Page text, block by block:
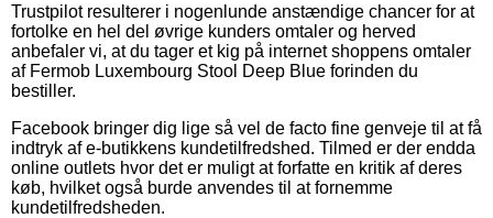
Trustpilot resulterer i nogenlunde anstændige chancer for at
fortolke en hel del øvrige kunders omtaler og herved
anbefaler vi, at du tager et kig på internet shoppens omtaler
af Fermob Luxembourg Stool Deep Blue forinden du
bestiller.
Facebook bringer dig lige så vel de facto fine genveje til at få
indtryk af e-butikkens kundetilfredshed. Tilmed er der endda
online outlets hvor det er muligt at forfatte en kritik af deres
køb, hvilket også burde anvendes til at fornemme
kundetilfredsheden.